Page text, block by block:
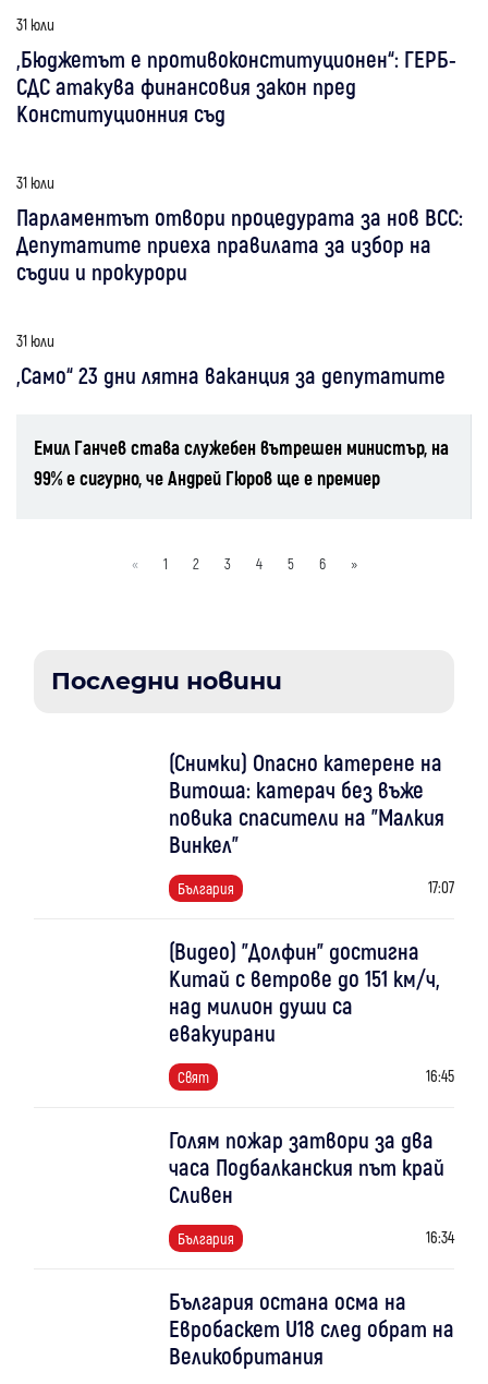
31 юли
„Бюджетът е противоконституционен“: ГЕРБ-
СДС атакува финансовия закон пред
Конституционния съд
31 юли
Парламентът отвори процедурата за нов ВСС:
Депутатите приеха правилата за избор на
съдии и прокурори
31 юли
„Само“ 23 дни лятна ваканция за депутатите
Емил Ганчев става служебен вътрешен министър, на
99% е сигурно, че Андрей Гюров ще е премиер
« 1 2 3 4 5 6 »
Последни новини
(Снимки) Опасно катерене на
Витоша: катерач без въже
повика спасители на "Малкия
Винкел"
България 17:07
(Видео) "Долфин" достигна
Китай с ветрове до 151 км/ч,
над милион души са
евакуирани
Свят 16:45
Голям пожар затвори за два
часа Подбалканския път край
Сливен
България 16:34
България остана осма на
Евробаскет U18 след обрат на
Великобритания